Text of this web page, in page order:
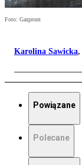
Foto: Gazprom
Karolina Sawicka,
Powiązane
Polecane